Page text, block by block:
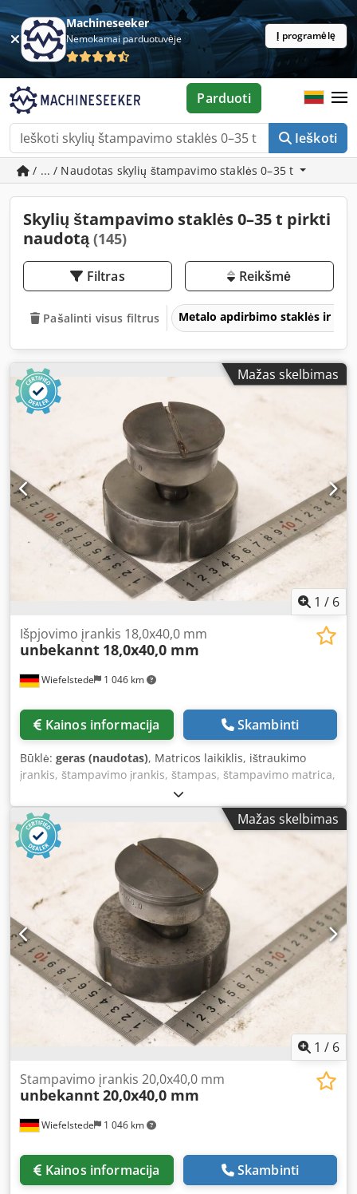
Machineseeker
Nemokamai parduotuvėje Į programėlę
Ieškoti
Parduoti
/ ... / Naudotas skylių štampavimo staklės 0–35 t
Skylių štampavimo staklės 0–35 t pirkti
naudotą(145)
Filtras Reikšmė
Pašalinti visus filtrus Metalo apdirbimo staklės ir
Mažas skelbimas
1 / 6
Wiefelstede 1 046 km
Išpjovimo įrankis 18,0x40,0 mm
unbekannt 18,0x40,0 mm
Kainos informacija Skambinti
Būklė: geras (naudotas), Matricos laikiklis, ištraukimo
įrankis, štampavimo įrankis, štampas, štampavimo matrica,
štampavimo žiedas, štampavimo žiedas, ilgo skylės formos
įrankis, štampų ir matricų komplektas ilgos skylės formos
įrankiui. -Štampavimo žiedas: štampų ir matricų
komplektas, ilgos skylės formos įrankis. -Matmenys: 18,0 x
40,0 mm -Matrica: 18,7 x 40,7 mm -Transportavimo
matmenys: Ø 90 x 80 mm -Svoris: 2,1 kg Dedpfx Aozr
Exgscqekr
Mažas skelbimas
1 / 6
Wiefelstede 1 046 km
Stampavimo įrankis 20,0x40,0 mm
unbekannt20,0x40,0 mm
Kainos informacija Skambinti